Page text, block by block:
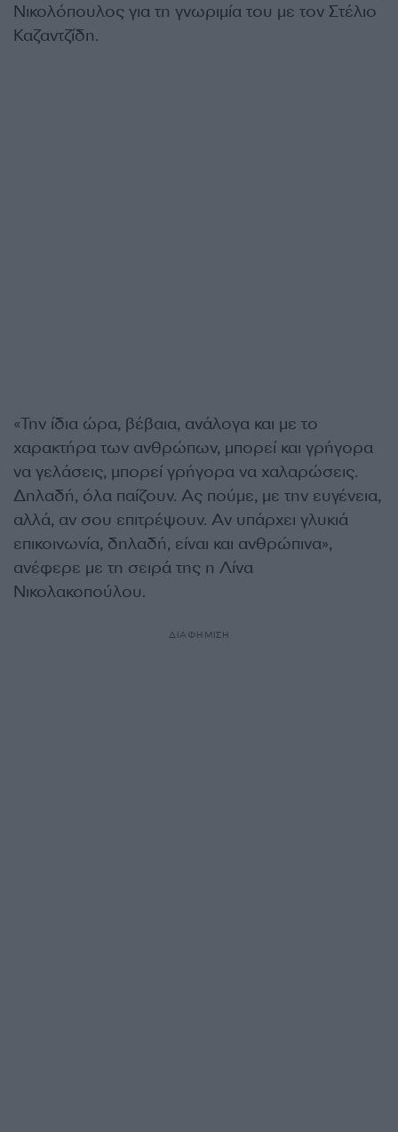
Νικολόπουλος για τη γνωριμία του με τον Στέλιο
Καζαντζίδη.
«Την ίδια ώρα, βέβαια, ανάλογα και με το
χαρακτήρα των ανθρώπων, μπορεί και γρήγορα
να γελάσεις, μπορεί γρήγορα να χαλαρώσεις.
Δηλαδή, όλα παίζουν. Ας πούμε, με την ευγένεια,
αλλά, αν σου επιτρέψουν. Αν υπάρχει γλυκιά
επικοινωνία, δηλαδή, είναι και ανθρώπινα»,
ανέφερε με τη σειρά της η Λίνα
Νικολακοπούλου.
ΔΙΑΦΗΜΙΣΗ